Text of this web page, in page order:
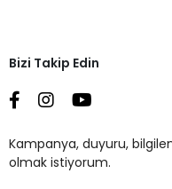
Bizi Takip Edin
Kampanya, duyuru,
olmak istiyorum.